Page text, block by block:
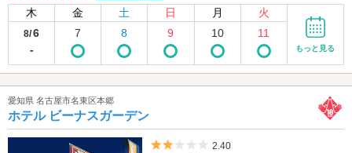
木 金 土 日 月 火
8/6
-
7 8 9 10 11
もっと見る
愛知県 名古屋市名東区本郷
ホテル ビーナスガーデン
5つ星のうち2
2.40